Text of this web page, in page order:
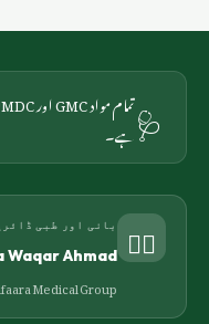
🩺ہے۔
👨‍⚕️ بانی اور طبی
Waqar Ahmad
Medical Group